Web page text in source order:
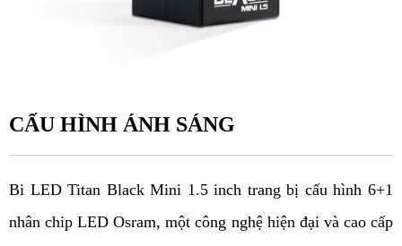
CẤU HÌNH ÁNH SÁNG
Bi LED Titan Black Mini 1.5 inch trang bị cấu hình 6+1
nhân chip LED Osram, một công nghệ hiện đại và cao cấp